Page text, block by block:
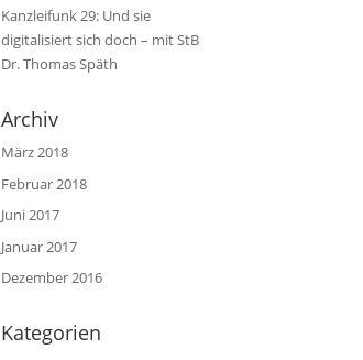
Kanzleifunk 29: Und sie
digitalisiert sich doch – mit StB
Dr. Thomas Späth
Archiv
März 2018
Februar 2018
Juni 2017
Januar 2017
Dezember 2016
Kategorien